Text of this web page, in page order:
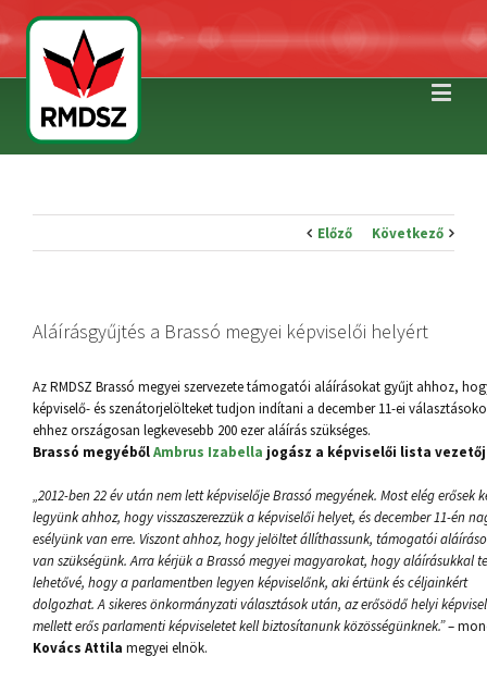
Előző Következő
Aláírásgyűjtés a Brassó megyei képviselői helyért
Az RMDSZ Brassó megyei szervezete támogatói aláírásokat gyűjt ahhoz,
képviselő- és szenátorjelölteket tudjon indítani a december 11-ei
ehhez országosan legkevesebb 200 ezer aláírás szükséges.
Brassó megyébőlAmbrus Izabella jogász a képviselői lista
„2012-ben 22 év után nem lett képviselője Brassó megyének. Most elég erősek
legyünk ahhoz, hogy visszaszerezzük a képviselői helyet, és december 11-én
esélyünk van erre. Viszont ahhoz, hogy jelöltet állíthassunk, támogatói
van szükségünk. Arra kérjük a Brassó megyei magyarokat, hogy aláírásukkal
lehetővé, hogy a parlamentben legyen képviselőnk, aki értünk és céljainkért
dolgozhat. A sikeres önkormányzati választások után, az erősödő helyi
mellett erős parlamenti képviseletet kell biztosítanunk közösségünknek.”–
Kovács Attila megyei elnök.